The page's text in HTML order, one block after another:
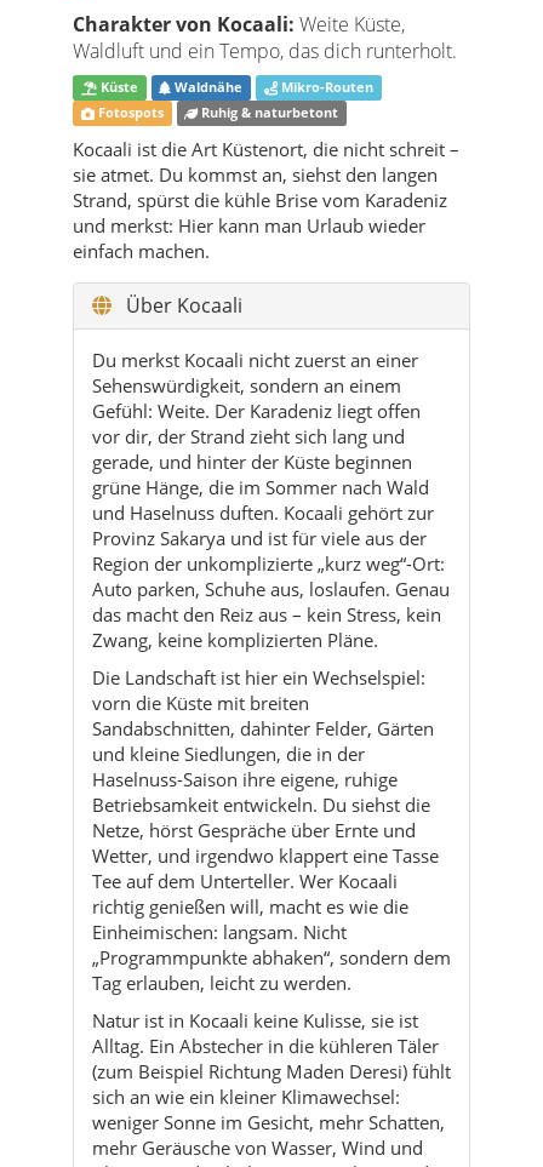
Charakter von Kocaali: Weite Küste,
Waldluft und ein Tempo, das dich runterholt.
Küste Waldnähe
Mikro-Routen
Fotospots
Ruhig & naturbetont
Kocaali ist die Art Küstenort, die nicht schreit –
sie atmet. Du kommst an, siehst den langen
Strand, spürst die kühle Brise vom Karadeniz
und merkst: Hier kann man Urlaub wieder
einfach machen.
Über Kocaali
Du merkst Kocaali nicht zuerst an einer
Sehenswürdigkeit, sondern an einem
Gefühl: Weite. Der Karadeniz liegt offen
vor dir, der Strand zieht sich lang und
gerade, und hinter der Küste beginnen
grüne Hänge, die im Sommer nach Wald
und Haselnuss duften. Kocaali gehört zur
Provinz Sakarya und ist für viele aus der
Region der unkomplizierte „kurz weg“-Ort:
Auto parken, Schuhe aus, loslaufen. Genau
das macht den Reiz aus – kein Stress, kein
Zwang, keine komplizierten Pläne.
Die Landschaft ist hier ein Wechselspiel:
vorn die Küste mit breiten
Sandabschnitten, dahinter Felder, Gärten
und kleine Siedlungen, die in der
Haselnuss-Saison ihre eigene, ruhige
Betriebsamkeit entwickeln. Du siehst die
Netze, hörst Gespräche über Ernte und
Wetter, und irgendwo klappert eine Tasse
Tee auf dem Unterteller. Wer Kocaali
richtig genießen will, macht es wie die
Einheimischen: langsam. Nicht
„Programmpunkte abhaken“, sondern dem
Tag erlauben, leicht zu werden.
Natur ist in Kocaali keine Kulisse, sie ist
Alltag. Ein Abstecher in die kühleren Täler
(zum Beispiel Richtung Maden Deresi) fühlt
sich an wie ein kleiner Klimawechsel:
weniger Sonne im Gesicht, mehr Schatten,
mehr Geräusche von Wasser, Wind und